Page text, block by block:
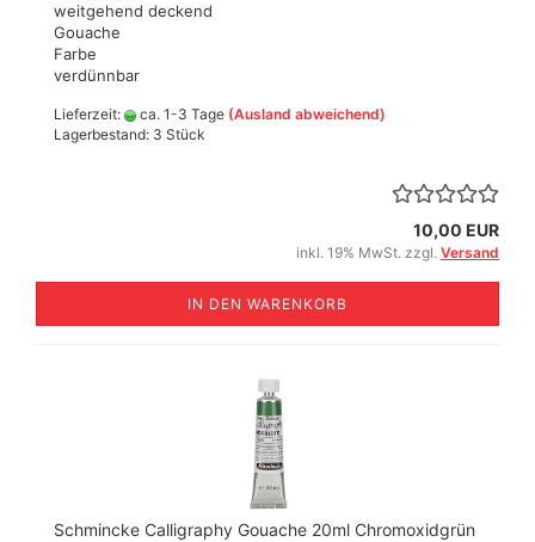
weitgehend deckend
Gouache
Farbe
verdünnbar
Lieferzeit: ca. 1-3 Tage (Ausland abweichend)
Lagerbestand: 3 Stück
10,00 EUR
inkl. 19% MwSt. zzgl. Versand
IN DEN WARENKORB
Schmincke Calligraphy Gouache 20ml Chromoxidgrün